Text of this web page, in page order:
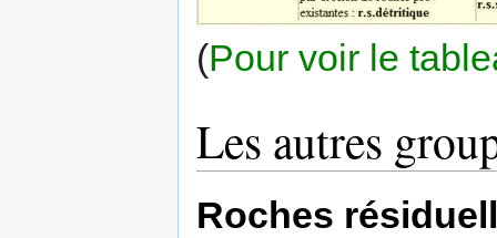
(Pour voir le
Les autres
Roches